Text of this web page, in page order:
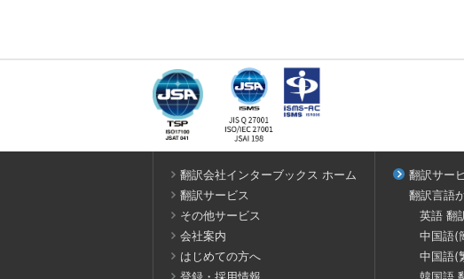
翻訳会社インターブックス ホーム
翻訳サービス
その他サービス
会社案内
はじめての方へ
翻訳サー
翻訳言語
英語 翻
中国語(
中国語(